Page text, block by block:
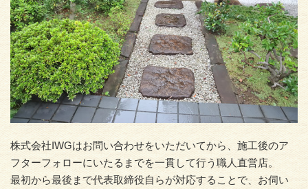
株式会社IWGはお問い合わせをいただいてから、施工後のア
フターフォローにいたるまでを一貫して行う職人直営店。
最初から最後まで代表取締役自らが対応することで、お伺い